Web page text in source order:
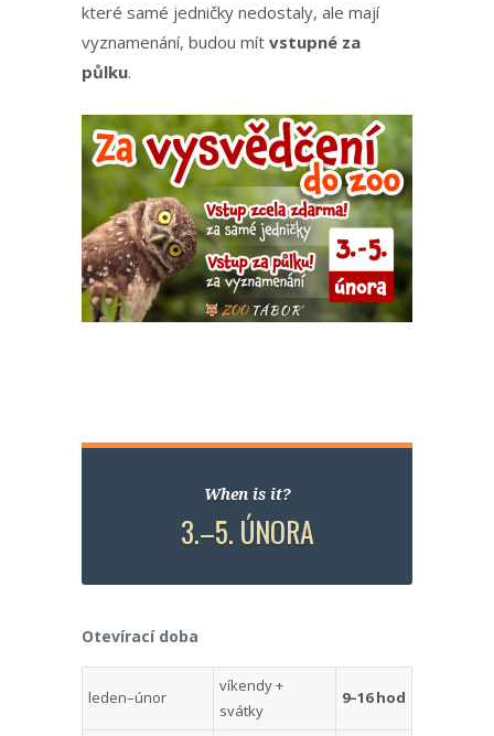
které samé jedničky nedostaly, ale mají
vyznamenání, budou mít vstupné za
půlku.
When is it?
3.–5. ÚNORA
Otevírací doba
leden–únor
víkendy +
svátky
9–16 hod